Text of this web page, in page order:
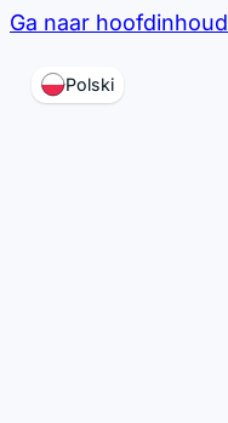
Ga naar hoofdinhoud
Polski